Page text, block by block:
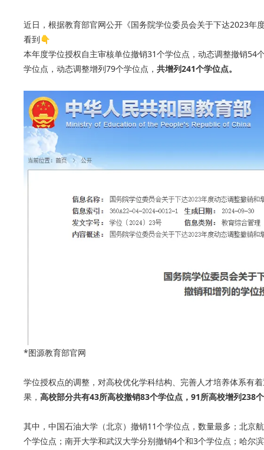
近日，根据教育部官网公开《国务院学位委员会关于下达2023
看到👇
本年度学位授权自主审核单位撤销31个学位点，动态调整撤销54
学位点，动态调整增列79个学位点， 共增列241个学位点。
*图源教育部官网
学位授权点的调整，对高校优化学科结构、完善人才培养体系有
果， 高校部分共有43所高校撤销83个学位点，91所高校增列238
其中，中国石油大学（北京）撤销11个学位点，数量最多；北京
个学位点；南开大学和武汉大学分别撤销4个和3个学位点；哈尔